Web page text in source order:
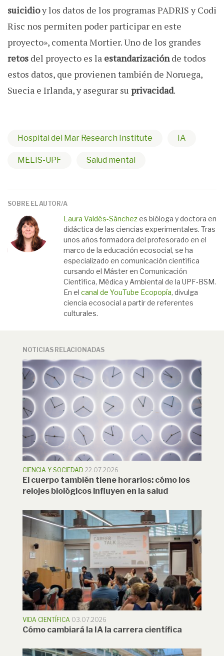
suicidioy los datos de los programas PADRIS y Codi
Risc nos permiten poder participar en este
proyecto», comenta Mortier. Uno de los grandes
retos del proyecto es la estandarizaciónde todos
estos datos, que provienen también de Noruega,
Suecia e Irlanda, y asegurar su privacidad.
Hospital del Mar Research Institute IA
MELIS-UPF Salud mental
SOBRE EL AUTOR/A
Laura Valdés-Sánchezes bióloga y doctora en
didáctica de las ciencias experimentales. Tras
unos años formadora del profesorado en el
marco de la educación ecosocial, se ha
especializado en comunicación científica
cursando el Máster en Comunicación
Científica, Médica y Ambiental de la UPF-BSM.
En el canal de YouTube Ecopopía, divulga
ciencia ecosocial a partir de referentes
culturales.
NOTICIAS RELACIONADAS
CIENCIA Y SOCIEDAD 22.07.2026
El cuerpo también tiene horarios: cómo los
relojes biológicos influyen en la salud
VIDA CIENTÍFICA 03.07.2026
Cómo cambiará la IA la carrera científica